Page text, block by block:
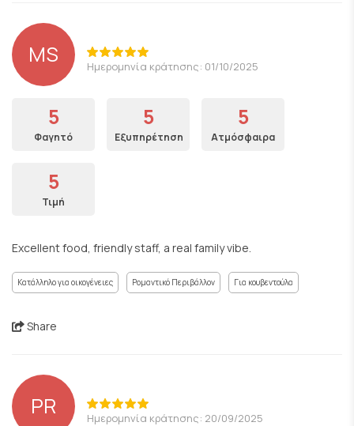
MS Ημερομηνία κράτησης: 01/10/2025
5
Φαγητό
5
Εξυπηρέτηση
5
Ατμόσφαιρα
5
Τιμή
Excellent food, friendly staff, a real family vibe.
Κατάλληλο για οικογένειες Ρομαντικό Περιβάλλον Για κουβεντούλα
Share
PR Ημερομηνία κράτησης: 20/09/2025